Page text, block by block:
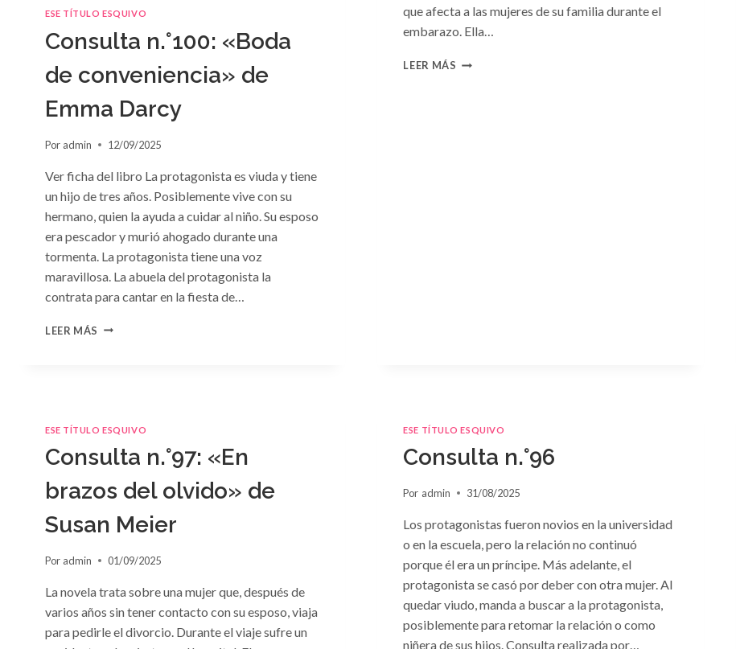
ESE TÍTULO ESQUIVO
Consulta n.°100: «Boda
de conveniencia» de
Emma Darcy
Por admin 12/09/2025
Ver ficha del libro La protagonista es viuda y tiene
un hijo de tres años. Posiblemente vive con su
hermano, quien la ayuda a cuidar al niño. Su esposo
era pescador y murió ahogado durante una
tormenta. La protagonista tiene una voz
maravillosa. La abuela del protagonista la
contrata para cantar en la fiesta de…
LEER MÁS CONSULTA
EMMA
DARCY
que afecta a las mujeres de su familia durante el
embarazo. Ella…
LEER MÁS CONSULTA
ESE TÍTULO ESQUIVO
Consulta n.°97: «En
brazos del olvido» de
Susan Meier
Por admin 01/09/2025
La novela trata sobre una mujer que, después de
varios años sin tener contacto con su esposo, viaja
para pedirle el divorcio. Durante el viaje sufre un
ESE TÍTULO ESQUIVO
Consulta n.°96
Por admin 31/08/2025
Los protagonistas fueron novios en la universidad
o en la escuela, pero la relación no continuó
porque él era un príncipe. Más adelante, el
protagonista se casó por deber con otra mujer. Al
quedar viudo, manda a buscar a la protagonista,
posiblemente para retomar la relación o como
niñera de sus hijos. Consulta realizada por…